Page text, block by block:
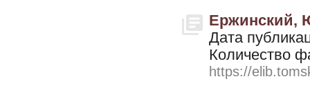
Ержинский,
Дата
Количество
https://